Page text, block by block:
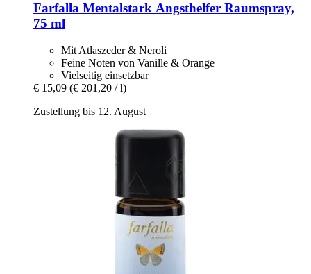
Farfalla Mentalstark Angsthelfer Raumspray,
75 ml
Mit Atlaszeder & Neroli
Feine Noten von Vanille & Orange
Vielseitig einsetzbar
€ 15,09 (€ 201,20 / l)
Zustellung bis 12. August